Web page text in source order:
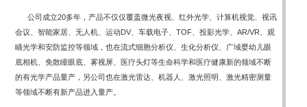
公司成立20多年，产品不仅仅覆盖微光夜视、红外光学、计算机视觉、视讯
会议、智能家居、无人机、运动DV、车载电子、TOF、投影光学、AR/VR、观
瞄光学和安防监控等领域，也在流式细胞分析仪、生化分析仪、广域婴幼儿眼
底相机、免散瞳眼底、雾视屏、医疗头灯等生命科学和医疗健康新的领域不断
的有光学产品量产，另公司也在激光雷达、机器人、激光照明、激光精密测量
等领域不断有新产品进入量产。